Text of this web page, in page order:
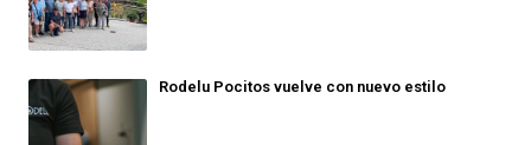
Rodelu Pocitos vuelve con nuevo estilo